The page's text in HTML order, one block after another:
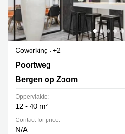
Coworking
+2
Poortweg 1, Bergen op Zoom
Poortweg
Bergen op Zoom
Oppervlakte:
12 - 40 m²
Contact for price:
N/A